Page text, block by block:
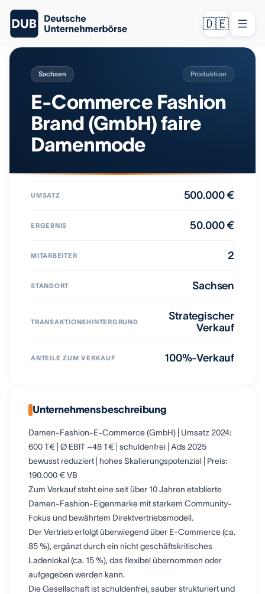
🇩🇪
Sachsen Produktion
E-Commerce Fashion
Brand (GmbH) faire
Damenmode
UMSATZ 500.000 €
ERGEBNIS 50.000 €
MITARBEITER 2
STANDORT Sachsen
TRANSAKTIONSHINTERGRUND
Strategischer
Verkauf
ANTEILE ZUM VERKAUF 100%-Verkauf
Unternehmensbeschreibung
Damen-Fashion-E-Commerce (GmbH) | Umsatz 2024:
600 T€ | Ø EBIT ~48 T€ | schuldenfrei | Ads 2025
bewusst reduziert | hohes Skalierungspotenzial | Preis:
190.000 € VB
Zum Verkauf steht eine seit über 10 Jahren etablierte
Damen-Fashion-Eigenmarke mit starkem Community-
Fokus und bewährtem Direktvertriebsmodell.
Der Vertrieb erfolgt überwiegend über E-Commerce (ca.
85 %), ergänzt durch ein nicht geschäftskritisches
Ladenlokal (ca. 15 %), das flexibel übernommen oder
aufgegeben werden kann.
Die Gesellschaft ist schuldenfrei, sauber strukturiert und